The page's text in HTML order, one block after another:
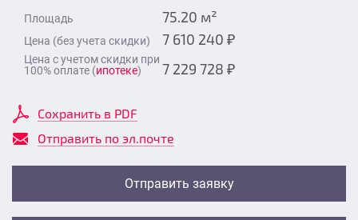
Площадь 75.20 м²
Цена (без учета скидки) 7 610 240 ₽
Цена с учетом скидки при
100% оплате (ипотеке) 7 229 728 ₽
Сохранить в PDF
Отправить по эл.почте
Отправить заявку